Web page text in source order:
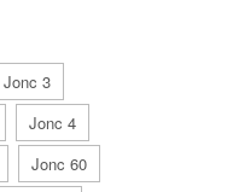
Jonc 3
Jonc 4
Jonc 60